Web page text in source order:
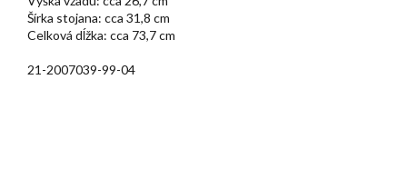
Šírka stojana: cca 31,8 cm
Celková dĺžka: cca 73,7 cm
21-2007039-99-04